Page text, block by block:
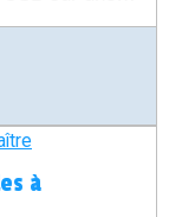
et sauves.
chiffrés de
à